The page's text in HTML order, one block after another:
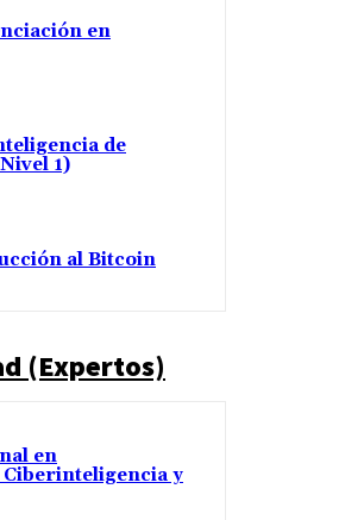
en
de
1)
al Bitcoin
(Expertos)
en
y